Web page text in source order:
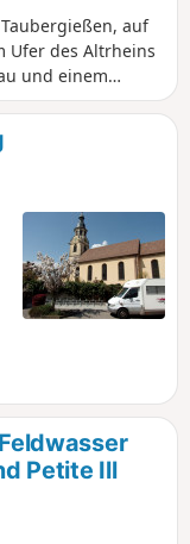
auf
Ufer des Altrheins
und einem
Es handelt sich
der
Boden (650
Ich hatte das
Petite Ill